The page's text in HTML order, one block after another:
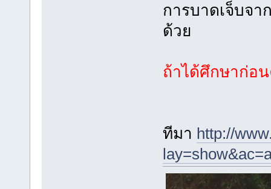
การบาดเจ็บจ
ด้วย
ถ้าได้ศึกษาก่อ
ทีมา http://